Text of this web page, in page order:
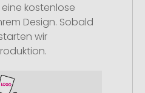
kostenlose
Design. Sobald
wir